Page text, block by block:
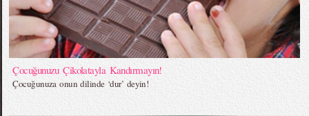
Çocuğunuzu Çikolatayla Kandırmayın!
Çocuğunuza onun dilinde ‘dur’ deyin!